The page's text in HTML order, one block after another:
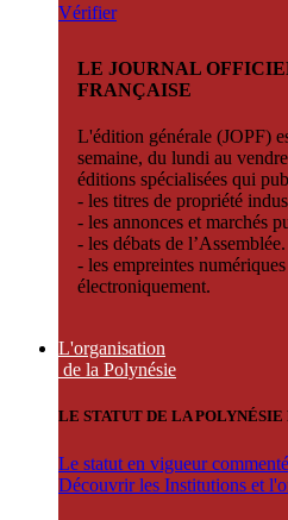
Vérifier
LE JOURNAL
FRANÇAISE
L'édition générale (JOPF)
semaine, du lundi au
éditions spécialisées qui
- les titres de propriété
- les annonces et marchés
- les débats de l’Assemblée.
- les empreintes
électroniquement.
L'organisation
de la Polynésie
LE STATUT DE LA POLYNÉSIE
Le statut en vigueur commenté
Découvrir les Institutions et